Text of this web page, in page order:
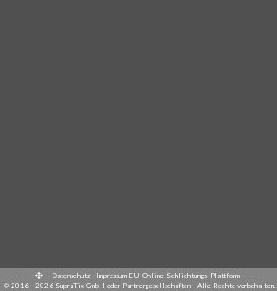
· · · Datenschutz · Impressum EU-Online-Schlichtungs-Plattform ·
© 2016 - 2026 SupraTix GmbH oder Partnergesellschaften - Alle Rechte vorbehalten.